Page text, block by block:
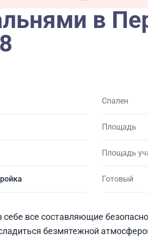
в
Спален
Площадь
Площадь
Готовый
все составляющие
безмятежной